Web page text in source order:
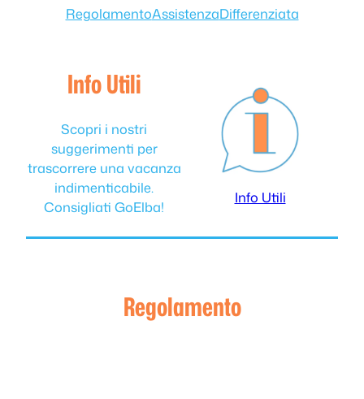
RegolamentoAssistenzaDifferenziata
Info Utili
Scopri i nostri
suggerimenti per
trascorrere una vacanza
indimenticabile.
Consigliati GoElba!
Info Utili
Regolamento